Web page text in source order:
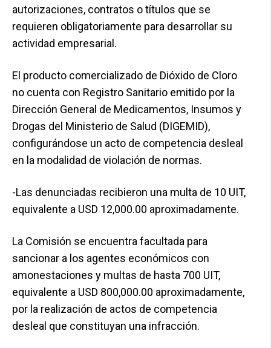
autorizaciones, contratos o títulos que se
requieren obligatoriamente para desarrollar su
actividad empresarial.
El producto comercializado de Dióxido de Cloro
no cuenta con Registro Sanitario emitido por la
Dirección General de Medicamentos, Insumos y
Drogas del Ministerio de Salud (DIGEMID),
configurándose un acto de competencia desleal
en la modalidad de violación de normas.
-Las denunciadas recibieron una multa de 10 UIT,
equivalente a USD 12,000.00 aproximadamente.
La Comisión se encuentra facultada para
sancionar a los agentes económicos con
amonestaciones y multas de hasta 700 UIT,
equivalente a USD 800,000.00 aproximadamente,
por la realización de actos de competencia
desleal que constituyan una infracción.